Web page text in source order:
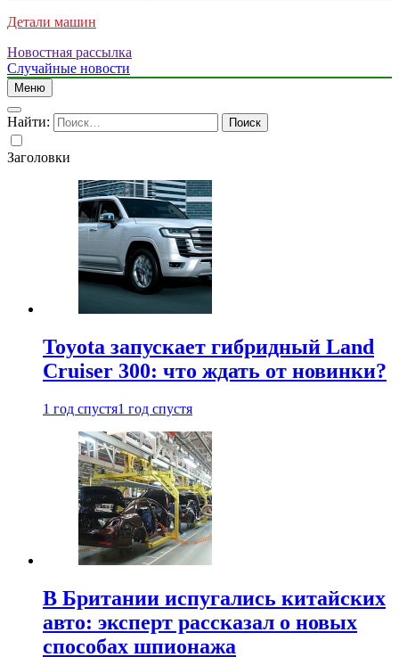
Детали машин
Новостная рассылка
Случайные новости
Меню
Найти:
Заголовки
Toyota запускает гибридный Land
Cruiser 300: что ждать от новинки?
1 год спустя1 год спустя
В Британии испугались китайских
авто: эксперт рассказал о новых
способах шпионажа